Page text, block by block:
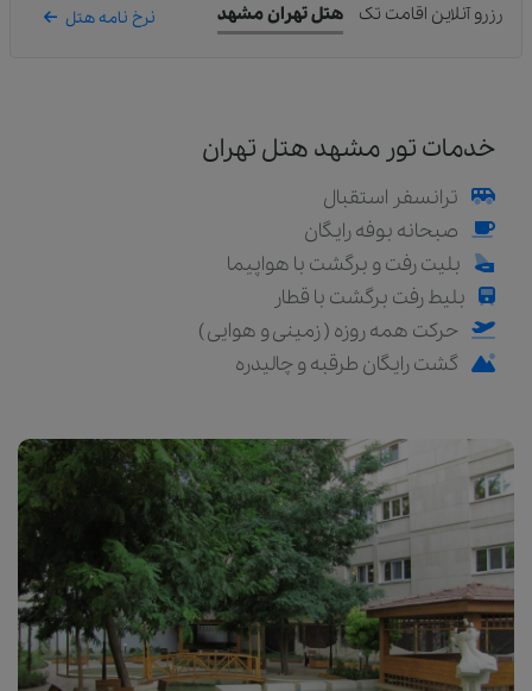
خدمات تور مشهد هتل تهران
ترانسفر استقبال
صبحانه بوفه رایگان
بلیت رفت و برگشت با هواپیما
بلیط رفت برگشت با قطار
حرکت همه روزه ( زمینی و هوایی )
گشت رایگان طرقبه و چالیدره
رزرو آنلاین اقامت تک هتل تهران مشهد نرخ نامه هتل